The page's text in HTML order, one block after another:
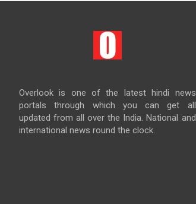
Overlook is one of the latest hindi news
portals through which you can get all
updated from all over the India. National and
international news round the clock.